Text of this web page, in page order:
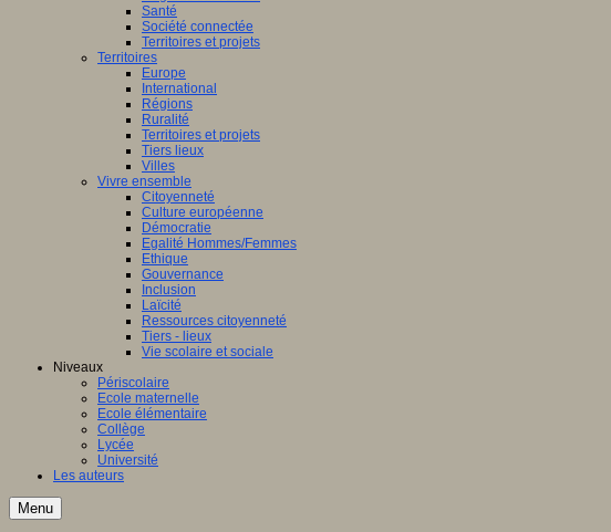
Santé
Société connectée
Territoires et projets
Territoires
Europe
International
Régions
Ruralité
Territoires et projets
Tiers lieux
Villes
Vivre ensemble
Citoyenneté
Culture européenne
Démocratie
Egalité Hommes/Femmes
Ethique
Gouvernance
Inclusion
Laïcité
Ressources citoyenneté
Tiers - lieux
Vie scolaire et sociale
Niveaux
Périscolaire
Ecole maternelle
Ecole élémentaire
Collège
Lycée
Université
Les auteurs
Menu